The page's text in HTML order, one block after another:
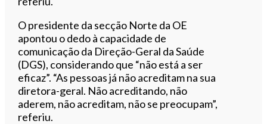
O presidente da secção Norte da OE
apontou o dedo à capacidade de
comunicação da Direção-Geral da Saúde
(DGS), considerando que “não está a ser
eficaz”. “As pessoas já não acreditam na sua
diretora-geral. Não acreditando, não
aderem, não acreditam, não se preocupam”,
referiu.